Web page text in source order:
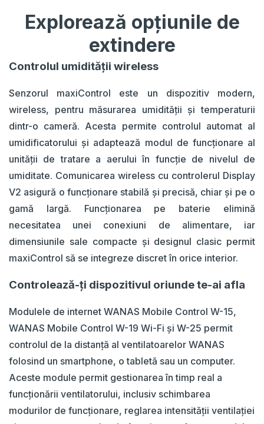
Explorează opțiunile de
extindere
Controlul umidității wireless
Senzorul maxiControl este un dispozitiv modern,
wireless, pentru măsurarea umidității și temperaturii
dintr-o cameră. Acesta permite controlul automat al
umidificatorului și adaptează modul de funcționare al
unității de tratare a aerului în funcție de nivelul de
umiditate. Comunicarea wireless cu controlerul Display
V2 asigură o funcționare stabilă și precisă, chiar și pe o
gamă largă. Funcționarea pe baterie elimină
necesitatea unei conexiuni de alimentare, iar
dimensiunile sale compacte și designul clasic permit
maxiControl să se integreze discret în orice interior.
Controlează-ți dispozitivul oriunde te-ai afla
Modulele de internet WANAS Mobile Control W-15,
WANAS Mobile Control W-19 Wi-Fi și W-25 permit
controlul de la distanță al ventilatoarelor WANAS
folosind un smartphone, o tabletă sau un computer.
Aceste module permit gestionarea în timp real a
funcționării ventilatorului, inclusiv schimbarea
modurilor de funcționare, reglarea intensității ventilației